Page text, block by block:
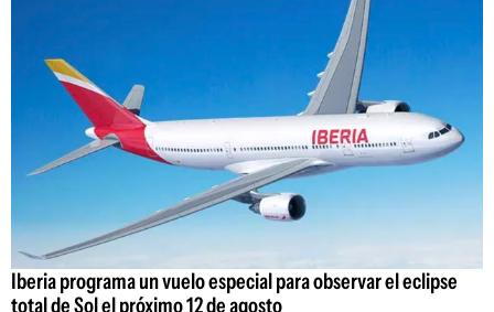
Iberia programa un vuelo especial para observar el eclipse
total de Sol el próximo 12 de agosto